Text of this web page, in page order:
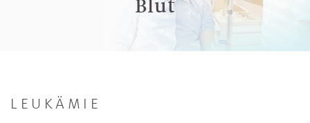
Blut
LEUKÄMIE